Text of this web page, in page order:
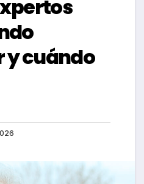
y cuándo